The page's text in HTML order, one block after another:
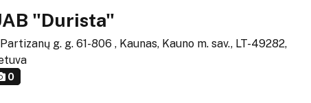
"Durista"
Partizanų g. g. 61-806 , Kaunas, Kauno m. sav., LT-49282,
0